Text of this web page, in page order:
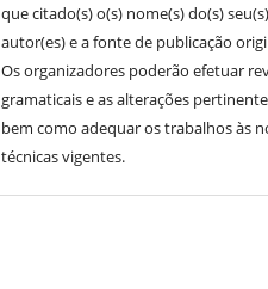
que citado(s) o(s) nome(s) do(s) seu(s)
autor(es) e a fonte de publicação
Os organizadores poderão efetuar
gramaticais e as alterações
bem como adequar os trabalhos às
técnicas vigentes.